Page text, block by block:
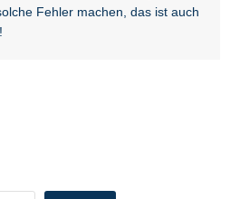
Fehler machen, das ist auch